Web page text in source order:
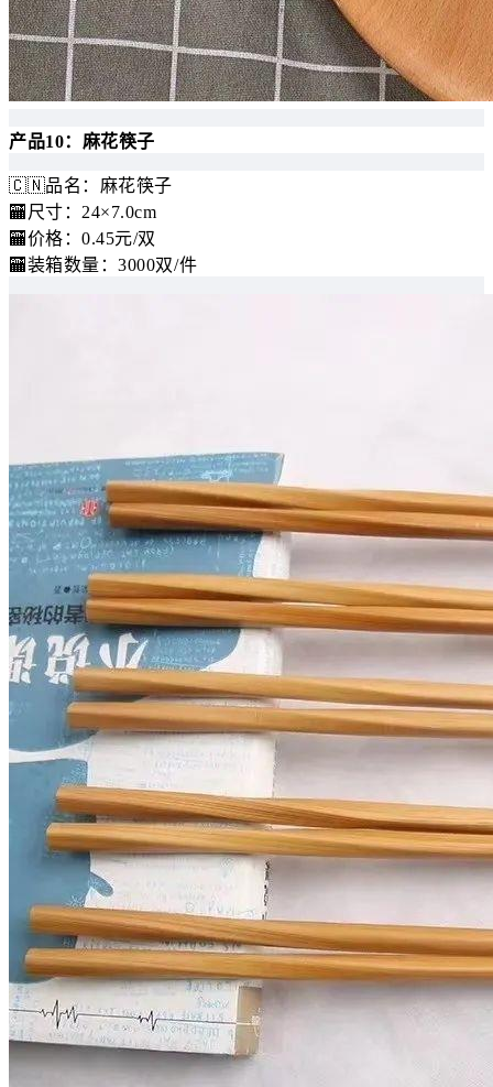
产品10：麻花筷子
🇨🇳品名：麻花筷子
🏧尺寸：24×7.0cm
🏧价格：0.45元/双
🏧装箱数量：3000双/件